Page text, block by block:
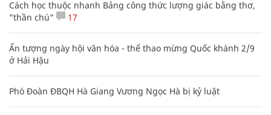
Cách học thuộc nhanh Bảng công thức lượng giác bằng thơ,
"thần chú"
17
Ấn tượng ngày hội văn hóa - thể thao mừng Quốc khánh 2/9
ở Hải Hậu
Phó Đoàn ĐBQH Hà Giang Vương Ngọc Hà bị kỷ luật